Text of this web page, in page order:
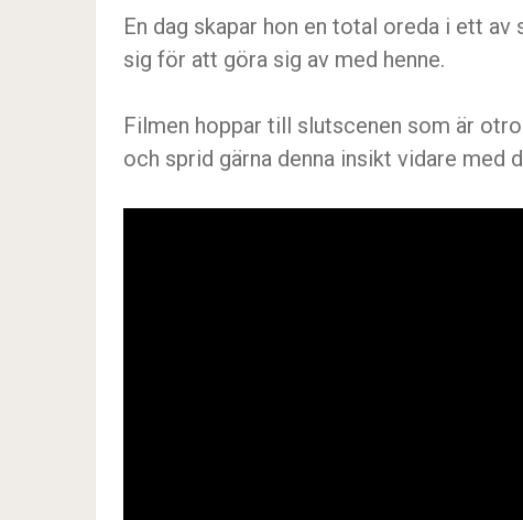
En dag skapar hon en total oreda i ett
sig för att göra sig av med henne.
Filmen hoppar till slutscenen som är
och sprid gärna denna insikt vidare med